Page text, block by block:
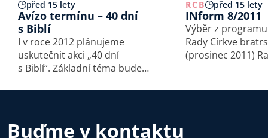
před 15 lety
Avízo termínu – 40 dní
s Biblí
I v roce 2012 plánujeme
uskutečnit akci „40 dní
s Biblí“. Základní téma bude
a Nehemjáš, které popisují
zápas Božího lidu o duchovní
RCB před 15 lety
INform 8/2011
Výběr z
Rady Církve
(prosinec 2011) Rada
Buďme v kontaktu